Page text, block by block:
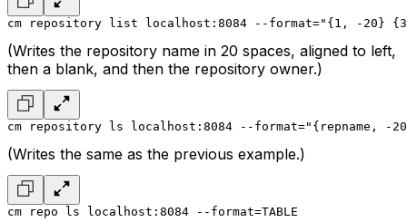
cm repository list localhost:8084 --format="{1, -20}
(Writes the repository name in 20 spaces, aligned to left,
then a blank, and then the repository owner.)
cm repository ls localhost:8084 --format="{repname, -
(Writes the same as the previous example.)
cm repo ls localhost:8084 --format=TABLE